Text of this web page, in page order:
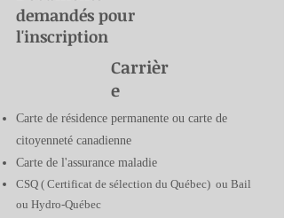
demandés pour
l'inscription
Carrièr
e
Carte de résidence permanente ou carte de
citoyenneté canadienne
Carte de l'assurance maladie
CSQ ( Certificat de sélection du Québec) ou Bail
ou Hydro-Québec